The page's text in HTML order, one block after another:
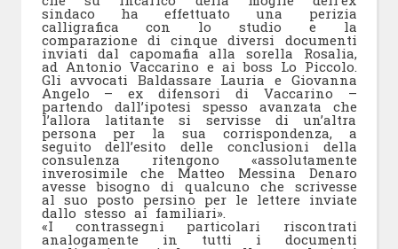
sindaco ha effettuato una perizia
calligrafica con lo studio e la
comparazione di cinque diversi documenti
inviati dal capomafia alla sorella Rosalia,
ad Antonio Vaccarino e ai boss Lo Piccolo.
Gli avvocati Baldassare Lauria e Giovanna
Angelo – ex difensori di Vaccarino –
partendo dall’ipotesi spesso avanzata che
l’allora latitante si servisse di un’altra
persona per la sua corrispondenza, a
seguito dell’esito delle conclusioni della
consulenza ritengono «assolutamente
inverosimile che Matteo Messina Denaro
avesse bisogno di qualcuno che scrivesse
al suo posto persino per le lettere inviate
dallo stesso ai familiari».
«I contrassegni particolari riscontrati
analogamente in tutti i documenti